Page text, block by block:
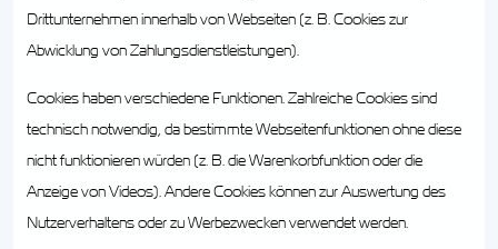
Drittunternehmen innerhalb von Webseiten (z. B. Cookies zur
Abwicklung von Zahlungsdienstleistungen).
Cookies haben verschiedene Funktionen. Zahlreiche Cookies sind
technisch notwendig, da bestimmte Webseitenfunktionen ohne diese
nicht funktionieren würden (z. B. die Warenkorbfunktion oder die
Anzeige von Videos). Andere Cookies können zur Auswertung des
Nutzerverhaltens oder zu Werbezwecken verwendet werden.